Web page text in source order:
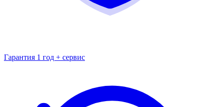
Гарантия 1 год + сервис